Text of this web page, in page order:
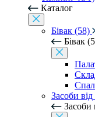
Каталог
Бівак (58)
Бівак
Засоби
Засоби